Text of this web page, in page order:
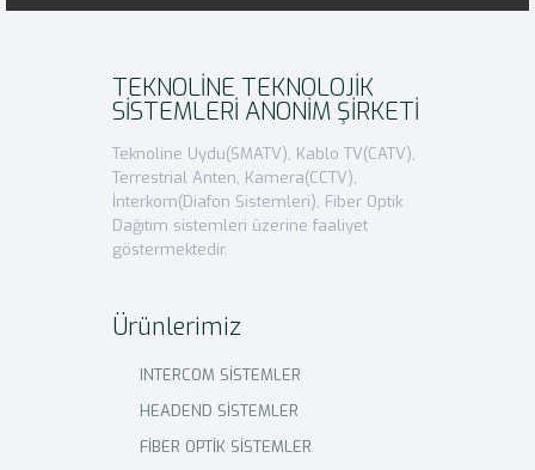
TEKNOLİNE TEKNOLOJİK
SİSTEMLERİ ANONİM ŞİRKETİ
Teknoline Uydu(SMATV), Kablo TV(CATV),
Terrestrial Anten, Kamera(CCTV),
İnterkom(Diafon Sistemleri), Fiber Optik
Dağıtım sistemleri üzerine faaliyet
göstermektedir.
Ürünlerimiz
INTERCOM SİSTEMLER
HEADEND SİSTEMLER
FİBER OPTİK SİSTEMLER